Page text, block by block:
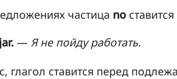
частица no
— Я не пойду работать.
глагол ставится перед